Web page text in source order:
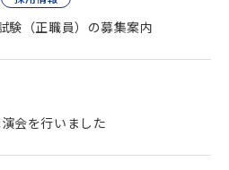
験（正職員）の募集案内
会を行いました